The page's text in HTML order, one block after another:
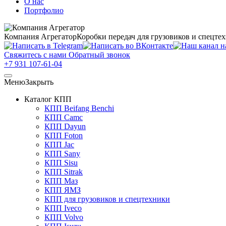
Портфолио
Компания АгрегаторКоробки передач для грузовиков и
Свяжитесь с нами Обратный звонок
+7 931 107-61-04
МенюЗакрыть
Каталог КПП
КПП Beifang Benchi
КПП Camc
КПП Dayun
КПП Foton
КПП Jac
КПП Sany
КПП Sisu
КПП Sitrak
КПП Маз
КПП ЯМЗ
КПП для грузовиков и спецтехники
КПП Iveco
КПП Volvo